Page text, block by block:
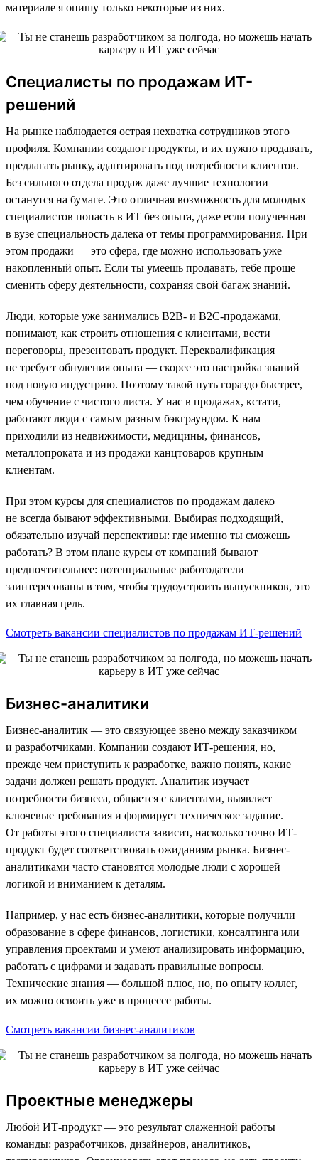
материале я опишу только некоторые из них.
Специалисты по продажам ИТ-
решений
На рынке наблюдается острая нехватка сотрудников этого
профиля. Компании создают продукты, и их нужно продавать,
предлагать рынку, адаптировать под потребности клиентов.
Без сильного отдела продаж даже лучшие технологии
останутся на бумаге. Это отличная возможность для молодых
специалистов попасть в ИТ без опыта, даже если полученная
в вузе специальность далека от темы программирования. При
этом продажи — это сфера, где можно использовать уже
накопленный опыт. Если ты умеешь продавать, тебе проще
сменить сферу деятельности, сохраняя свой багаж знаний.
Люди, которые уже занимались B2B- и B2C-продажами,
понимают, как строить отношения с клиентами, вести
переговоры, презентовать продукт. Переквалификация
не требует обнуления опыта — скорее это настройка знаний
под новую индустрию. Поэтому такой путь гораздо быстрее,
чем обучение с чистого листа. У нас в продажах, кстати,
работают люди с самым разным бэкграундом. К нам
приходили из недвижимости, медицины, финансов,
металлопроката и из продажи канцтоваров крупным
клиентам.
При этом курсы для специалистов по продажам далеко
не всегда бывают эффективными. Выбирая подходящий,
обязательно изучай перспективы: где именно ты сможешь
работать? В этом плане курсы от компаний бывают
предпочтительнее: потенциальные работодатели
заинтересованы в том, чтобы трудоустроить выпускников, это
их главная цель.
Смотреть вакансии специалистов по продажам ИТ-решений
Бизнес-аналитики
Бизнес-аналитик — это связующее звено между заказчиком
и разработчиками. Компании создают ИТ-решения, но,
прежде чем приступить к разработке, важно понять, какие
задачи должен решать продукт. Аналитик изучает
потребности бизнеса, общается с клиентами, выявляет
ключевые требования и формирует техническое задание.
От работы этого специалиста зависит, насколько точно ИТ-
продукт будет соответствовать ожиданиям рынка. Бизнес-
аналитиками часто становятся молодые люди с хорошей
логикой и вниманием к деталям.
Например, у нас есть бизнес-аналитики, которые получили
образование в сфере финансов, логистики, консалтинга или
управления проектами и умеют анализировать информацию,
работать с цифрами и задавать правильные вопросы.
Технические знания — большой плюс, но, по опыту коллег,
их можно освоить уже в процессе работы.
Смотреть вакансии бизнес-аналитиков
Проектные менеджеры
Любой ИТ-продукт — это результат слаженной работы
команды: разработчиков, дизайнеров, аналитиков,